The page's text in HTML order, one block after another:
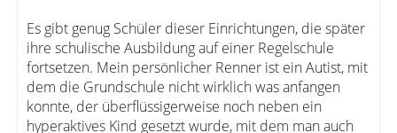
Es gibt genug Schüler dieser Einrichtungen, die später
ihre schulische Ausbildung auf einer Regelschule
fortsetzen. Mein persönlicher Renner ist ein Autist, mit
dem die Grundschule nicht wirklich was anfangen
konnte, der überflüssigerweise noch neben ein
hyperaktives Kind gesetzt wurde, mit dem man auch